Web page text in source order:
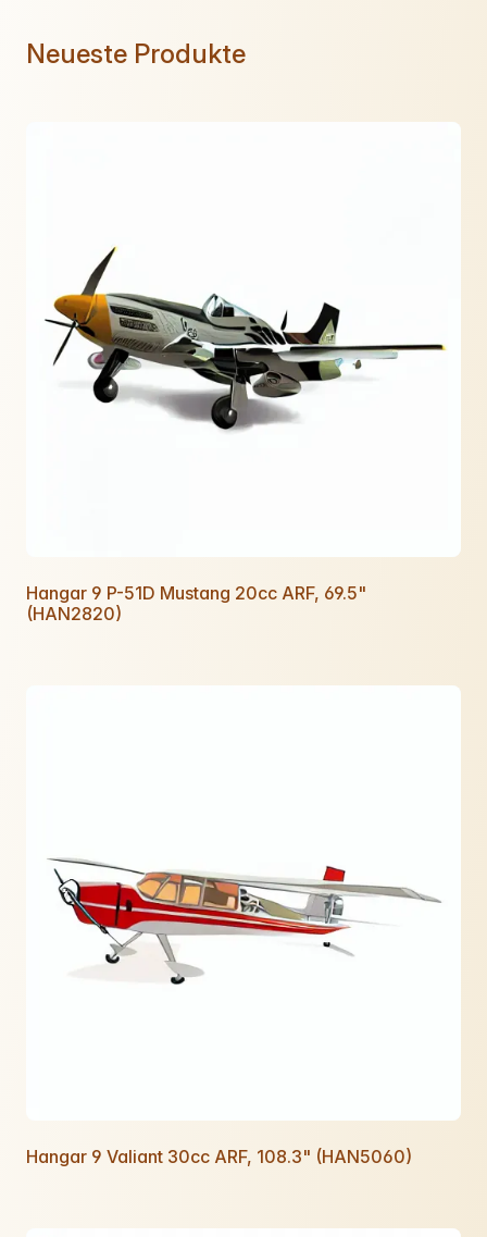
Neueste Produkte
Hangar 9 P-51D Mustang 20cc ARF, 69.5"
(HAN2820)
Hangar 9 Valiant 30cc ARF, 108.3" (HAN5060)